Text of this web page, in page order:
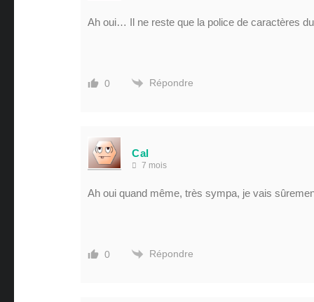
Ah oui… Il ne reste que la police de caractères
0 Répondre
Cal
7 mois
Ah oui quand même, très sympa, je vais
0 Répondre